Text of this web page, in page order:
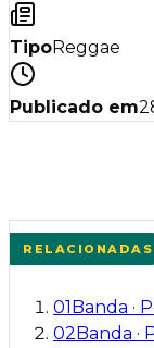
TipoReggae
Publicado em
RELACIONADAS
01Banda ·
02Banda ·